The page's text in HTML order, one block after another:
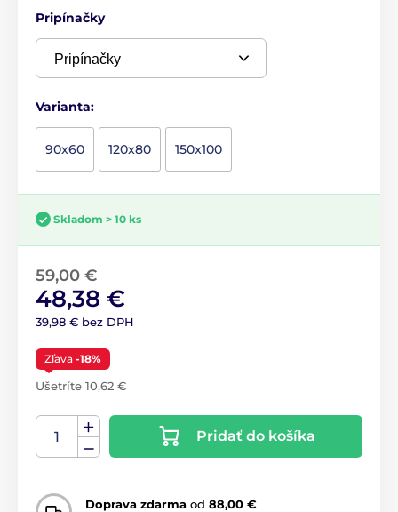
Pripínačky
Varianta:
90x60 120x80 150x100
Skladom > 10 ks
59,00 €
48,38 €
39,98 € bez DPH
Zľava -18%
Ušetríte 10,62 €
Pridať do košíka
Doprava zdarma od 88,00 €